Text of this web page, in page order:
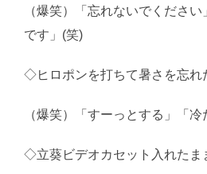
（爆笑）「忘れないでくださ
です」(笑)
◇ヒロポンを打ちて暑さを
（爆笑）「すーっとする」「冷
◇立葵ビデオカセット入れた